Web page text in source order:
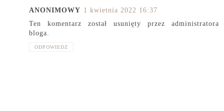
ANONIMOWY 1 kwietnia 2022 16:37
Ten komentarz został usunięty przez administratora
bloga.
ODPOWIEDZ